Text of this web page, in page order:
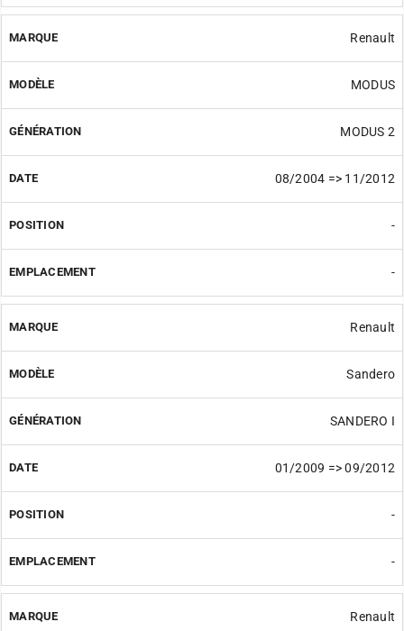
Renault
MODUS
MODUS 2
08/2004 => 11/2012
-
-
Renault
Sandero
SANDERO I
01/2009 => 09/2012
-
-
Renault